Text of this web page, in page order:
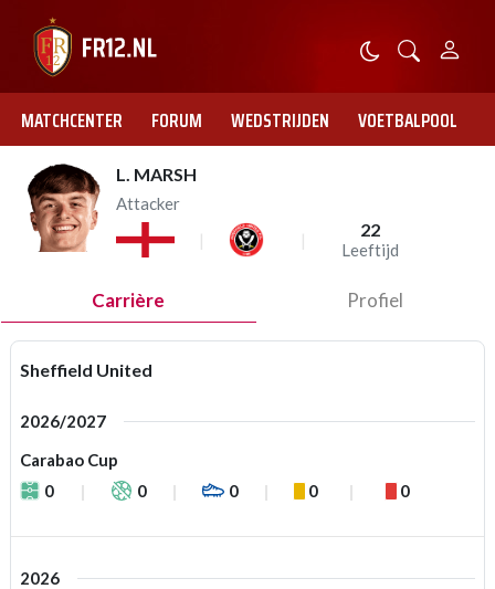
MATCHCENTER FORUM WEDSTRIJDEN VOETBALPOOL
L. MARSH
Attacker
22
Leeftijd
Carrière Profiel
Sheffield United
2026/2027
Carabao Cup
0
0 0 0 0
2026